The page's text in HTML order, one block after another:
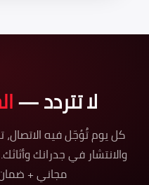
لا تتردد —
كل يوم تُؤجّل فيه الاتصال،
والانتشار في جدرانك
مجاني + ضمان 5 سنوات